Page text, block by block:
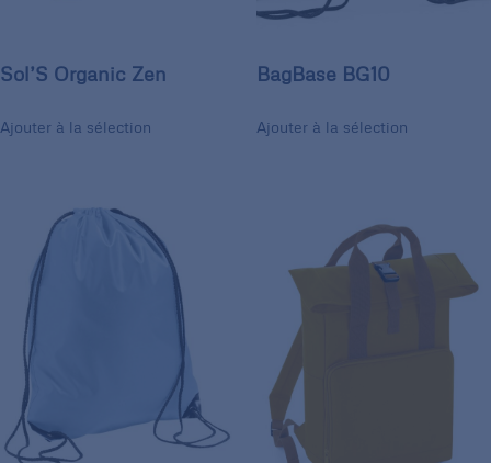
Sol’S Organic Zen
Ajouter à la sélection
BagBase BG10
Ajouter à la sélection